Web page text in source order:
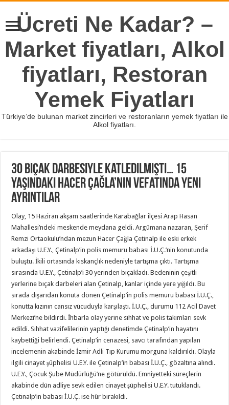
Ücreti Ne Kadar? –
Market fiyatları, Alkol
fiyatları, Restoran
Yemek Fiyatları
Türkiye’de bulunan market zincirleri ve restoranların yemek fiyatları ile
Alkol fiyatları.
30 bıçak darbesiyle katledilmişti… 15
yaşındaki Hacer Çağla’nın vefatında yeni
ayrıntılar
Olay, 15 Haziran akşam saatlerinde Karabağlar ilçesi Arap Hasan
Mahallesi’ndeki meskende meydana geldi. Argümana nazaran, Şerif
Remzi Ortaokulu’ndan mezun Hacer Çağla Çetinalp ile eski erkek
arkadaşı U.E.Y., Çetinalp’in polis memuru babası İ.U.Ç.’nin konutunda
buluştu. İkili ortasında kıskançlık nedeniyle tartışma çıktı. Tartışma
sırasında U.E.Y., Çetinalp’i 30 yerinden bıçakladı. Bedeninin çeşitli
yerlerine bıçak darbeleri alan Çetinalp, kanlar içinde yere yığıldı. Bu
sırada dışarıdan konuta dönen Çetinalp’in polis memuru babası İ.U.Ç.,
konutta kızının cansız vücuduyla karşılaştı. İ.U.Ç., durumu 112 Acil Davet
Merkezi’ne bildirdi. İhbarla olay yerine sıhhat ve polis takımları sevk
edildi. Sıhhat vazifelilerinin yaptığı denetimde Çetinalp’in hayatını
kaybettiği belirlendi. Çetinalp’in cenazesi, savcı tarafından yapılan
incelemenin akabinde İzmir Adli Tıp Kurumu morguna kaldırıldı. Olayla
ilgili cinayet şüphelisi U.E.Y. ile Çetinalp’in babası İ.U.Ç., gözaltına alındı.
U.E.Y., Çocuk Şube Müdürlüğü’ne götürüldü. Emniyetteki süreçlerin
akabinde dün adliye sevk edilen cinayet şüphelisi U.E.Y. tutuklandı.
Çetinalp’in babası İ.U.Ç. ise hür bırakıldı.